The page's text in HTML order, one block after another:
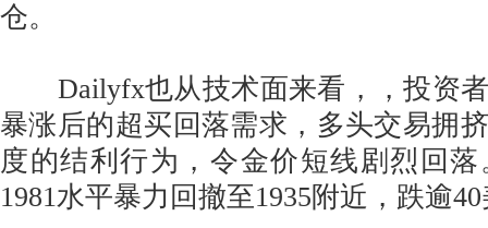
仓。
Dailyfx也从技术面来看，，投资者
暴涨后的超买回落需求，多头交易拥
度的结利行为，令金价短线剧烈回
1981水平暴力回撤至1935附近，跌逾